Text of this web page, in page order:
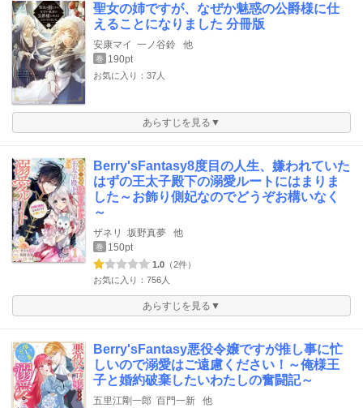
聖女の姉ですが、なぜか魅惑の公爵様に仕
えることになりました 分冊版
安康マイ 一ノ谷鈴 他
巻 190pt
お気に入り：37人
あらすじを見る▼
Berry'sFantasy8度目の人生、嫌われていた
はずの王太子殿下の溺愛ルートにはまりま
した～お飾り側妃なのでどうぞお構いなく
～
ザネリ 坂野真夢 他
巻 150pt
1.0 （2件）
お気に入り：756人
あらすじを見る▼
Berry'sFantasy悪役令嬢ですが推し事に忙
しいので溺愛はご遠慮ください！～俺様王
子と婚約破棄したいわたしの奮闘記～
五里江剛一郎 百門一新 他